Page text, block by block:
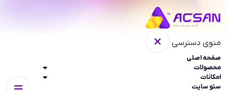
منوی دسترسی
صفحه اصلی
محصولات
امکانات
سئو سایت